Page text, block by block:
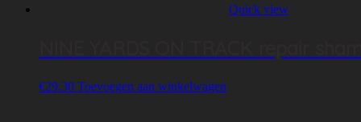
Quick view
€29.30 Toevoegen aan winkelwagen